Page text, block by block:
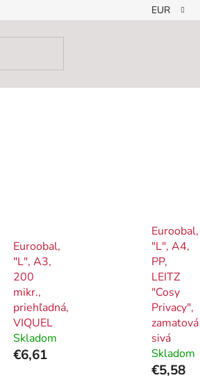
EUR
Euroobal,
"L", A3,
200
mikr.,
priehľadná,
VIQUEL
Skladom
€6,61
Euroobal,
"L", A4,
PP,
LEITZ
"Cosy
Privacy",
zamatová
sivá
Skladom
€5,58